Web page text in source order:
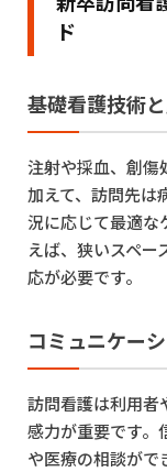
ド
基礎看護技術
注射や採血、創傷
加えて、訪問先は
況に応じて最適な
えば、狭いスペー
応が必要です。
コミュニケー
訪問看護は利用者
感力が重要です。
や医療の相談がで